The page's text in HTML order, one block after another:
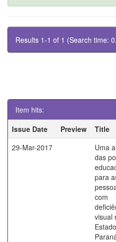
Results 1-1 of 1 (Search time:
Item hits:
Issue Date
Preview Title
29-Mar-2017
Uma
das
para
com
visual